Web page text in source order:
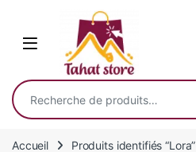
Recherche pour :
Accueil Produits identifiés “Lora”